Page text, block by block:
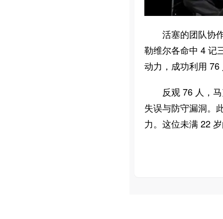
活塞的团队协
勒维尔各命中 4 记
动力，成功利用
反观 76 人，
失误与防守漏洞。
力。这位未满 22